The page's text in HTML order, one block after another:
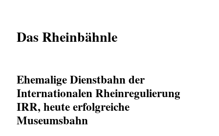
Das Rheinbähnle
Ehemalige Dienstbahn der
Internationalen Rheinregulierung
IRR, heute erfolgreiche
Museumsbahn